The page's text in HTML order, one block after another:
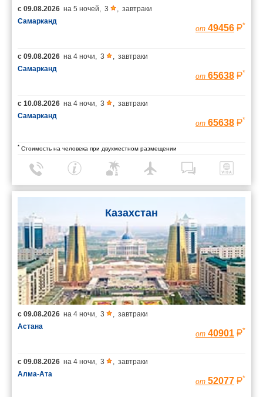
с 09.08.2026 на 5 ночей, 3 , завтраки
Самарканд
от 49456 *
с 09.08.2026 на 4 ночи, 3 , завтраки
Самарканд
от 65638 *
с 10.08.2026 на 4 ночи, 3 , завтраки
Самарканд
от 65638 *
* Стоимость на человека при двухместном размещении
Казахстан
с 09.08.2026 на 4 ночи, 3 , завтраки
Астана
от 40901 *
с 09.08.2026 на 4 ночи, 3 , завтраки
Алма-Ата
от 52077 *